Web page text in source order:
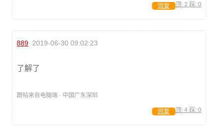
顶: 2 踩: 0
回复
889 2019-06-30 09:02:23
了解了
跟帖来自电脑端 · 中国广东深圳
顶: 4 踩: 0
回复